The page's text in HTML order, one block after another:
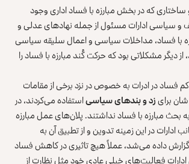
که در بخش مبارزه با فساد اداری وجود
سیاسی ادارات مسئول از جمله نهادهای عدلی و
با فساد، مداخلات سیاسی و اعمال سلیقه سیاسی
از دیگر مشکلاتی بود که حرکت کُند مبارزه با فساد را
فساد در ادرات به خصوص در نزد برخی از مقامات
برایزد و بند‌های سیاسیاستفاده می‌کردند، در
بحث مبارزه با فساد نداشتند. پلان‌های عمل مبارزه
ادارات در این زمینه تدوین و از تطبیق آن به
گزارش داده می‌شد، عملاً هیچ تاثیری در کاهش فساد
فعالیت‌های خیلی عادی خود مثل نظارت از